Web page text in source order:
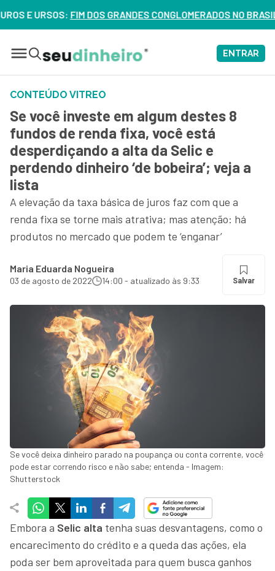
URSOS:FIM DOS GRANDES CONGLOMERADOS NO BRASIL?
ENTRAR
CONTEÚDO VITREO
Se você investe em algum destes 8
fundos de renda fixa, você está
desperdiçando a alta da Selic e
perdendo dinheiro ‘de bobeira’; veja a
lista
A elevação da taxa básica de juros faz com que a
renda fixa se torne mais atrativa; mas atenção: há
produtos no mercado que podem te ‘enganar’
Maria Eduarda Nogueira
03 de agosto de 2022 14:00 - atualizado às 9:33 Salvar
Se você deixa dinheiro parado na poupança ou conta corrente, você
pode estar correndo risco e não sabe; entenda - Imagem:
Shutterstock
Embora a Selic alta tenha suas desvantagens, como o
encarecimento do crédito e a queda das ações, ela
poda ser bem aproveitada para quem busca ganhos